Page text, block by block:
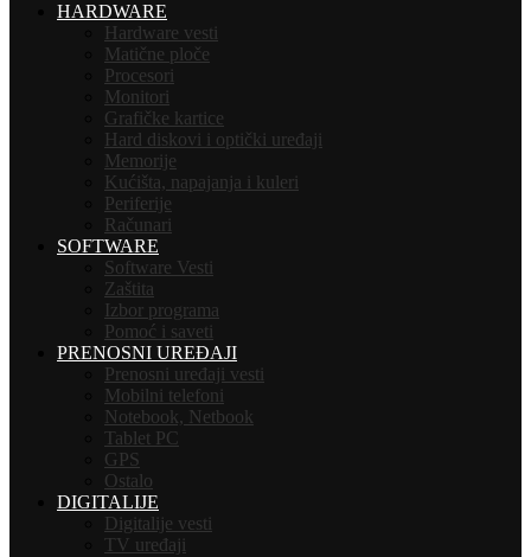
HARDWARE
Hardware vesti
Matične ploče
Procesori
Monitori
Grafičke kartice
Hard diskovi i optički uređaji
Memorije
Kućišta, napajanja i kuleri
Periferije
Računari
SOFTWARE
Software Vesti
Zaštita
Izbor programa
Pomoć i saveti
PRENOSNI UREĐAJI
Prenosni uređaji vesti
Mobilni telefoni
Notebook, Netbook
Tablet PC
GPS
Ostalo
DIGITALIJE
Digitalije vesti
TV uređaji